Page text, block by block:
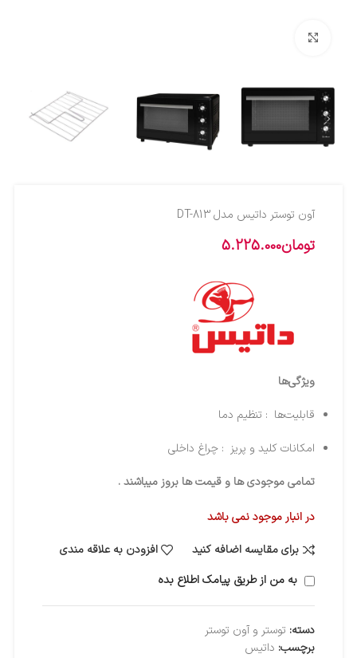
آون توستر داتیس مدل DT-813
تومان5.225.000
ویژگی‌ها
قابلیت‌ها : تنظیم دما
امکانات کلید و پریز : چراغ داخلی
تمامی موجودی ها و قیمت ها بروز میباشند .
در انبار موجود نمی باشد
برای مقایسه اضافه کنید
افزودن به علاقه مندی
به من از طریق پیامک اطلاع بده
دسته: توستر و آون توستر
برچسب: داتیس